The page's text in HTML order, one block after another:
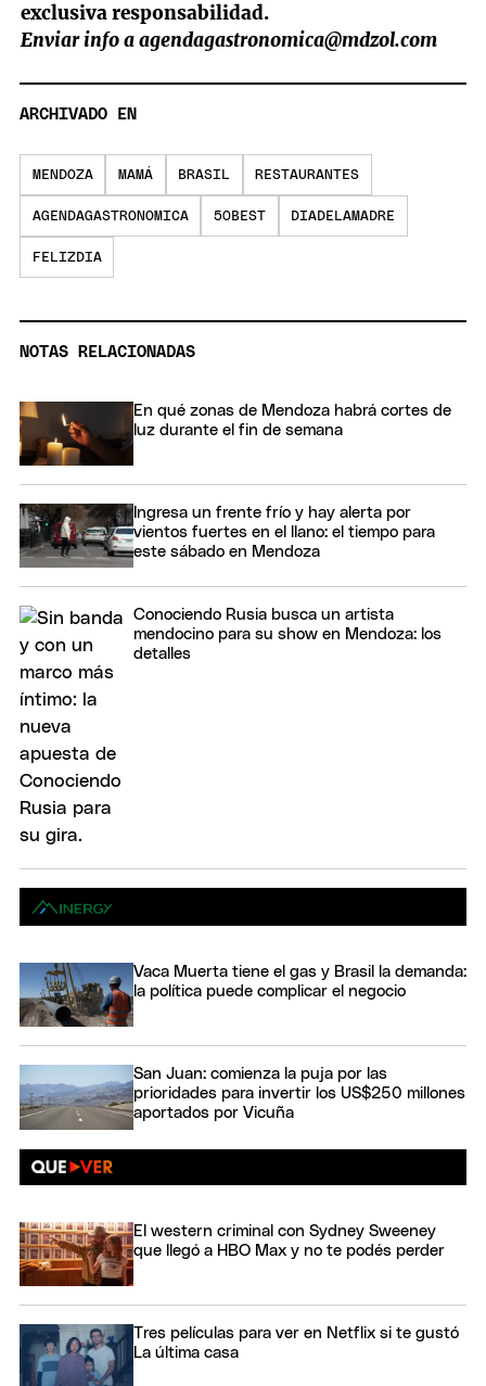
exclusiva responsabilidad.
Enviar info aagendagastronomica@mdzol.com
ARCHIVADO EN
MENDOZA MAMÁ BRASIL RESTAURANTES
AGENDAGASTRONOMICA 50BEST DIADELAMADRE
FELIZDIA
NOTAS RELACIONADAS
En qué zonas de Mendoza habrá cortes de
luz durante el fin de semana
Ingresa un frente frío y hay alerta por
vientos fuertes en el llano: el tiempo para
este sábado en Mendoza
Conociendo Rusia busca un artista
mendocino para su show en Mendoza: los
detalles
Vaca Muerta tiene el gas y Brasil la demanda:
la política puede complicar el negocio
San Juan: comienza la puja por las
prioridades para invertir los US$250 millones
aportados por Vicuña
El western criminal con Sydney Sweeney
que llegó a HBO Max y no te podés perder
Tres películas para ver en Netflix si te gustó
La última casa